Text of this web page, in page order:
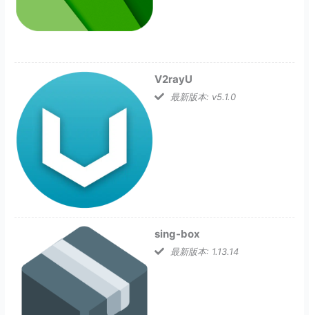
V2rayU
最新版本: v5.1.0
sing-box
最新版本: 1.13.14